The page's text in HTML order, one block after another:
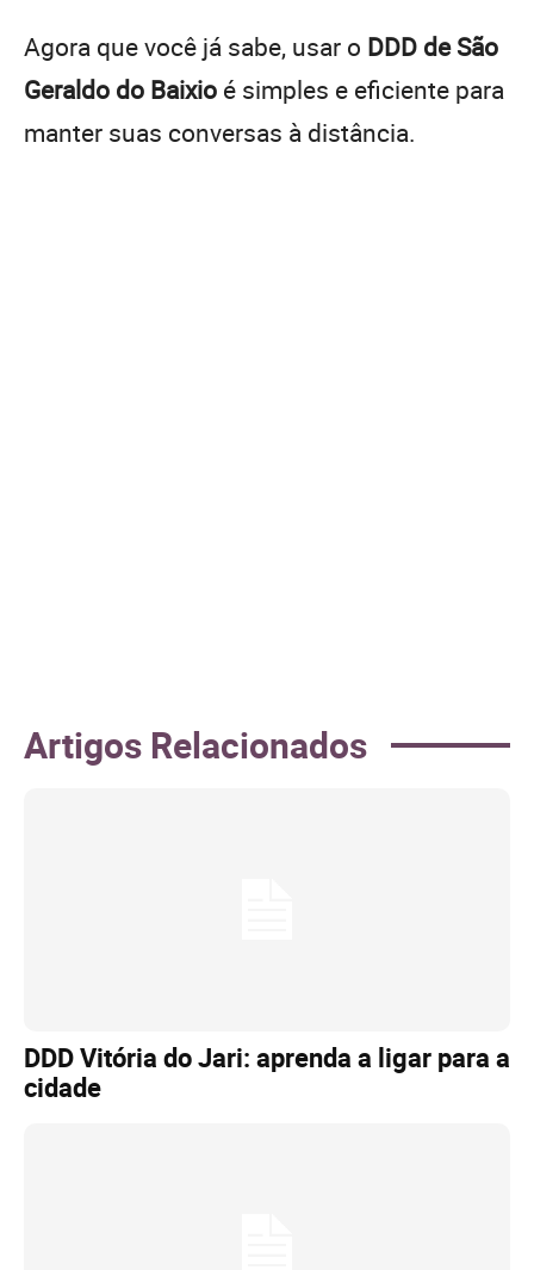
Agora que você já sabe, usar o DDD de São
Geraldo do Baixio é simples e eficiente para
manter suas conversas à distância.
Artigos Relacionados
DDD Vitória do Jari: aprenda a ligar para a
cidade